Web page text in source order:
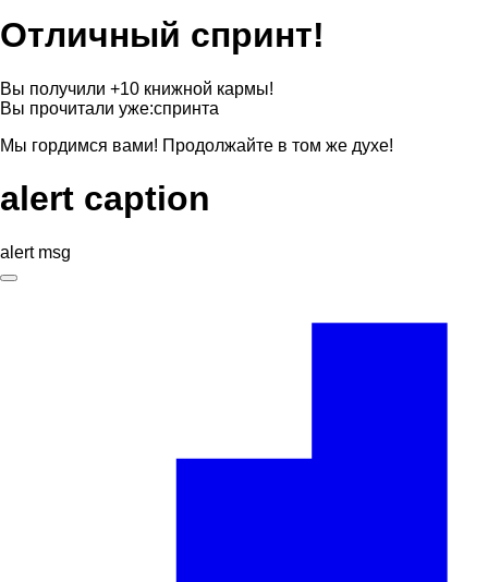
Отличный спринт!
Вы получили +10 книжной кармы!
Вы прочитали уже:спринта
Мы гордимся вами! Продолжайте в том же духе!
alert caption
alert msg